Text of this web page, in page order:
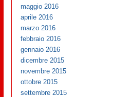
maggio 2016
aprile 2016
marzo 2016
febbraio 2016
gennaio 2016
dicembre 2015
novembre 2015
ottobre 2015
settembre 2015